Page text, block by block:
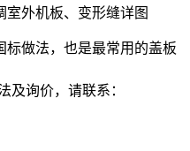
室外机板、变形缝详图
标做法，也是最常用的盖板
及询价，请联系：